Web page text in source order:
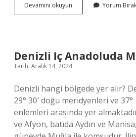
Devamını okuyun Asteğmenlik
Uzatılabilir
Yorum
Denizli Iç Anadoluda
Tarih: Aralık 14, 2024
Denizli hangi bölgede yer alır?
29° 30′ doğu meridyenleri ve 37°
enlemleri arasında yer
ve Afyon, batıda Aydın ve